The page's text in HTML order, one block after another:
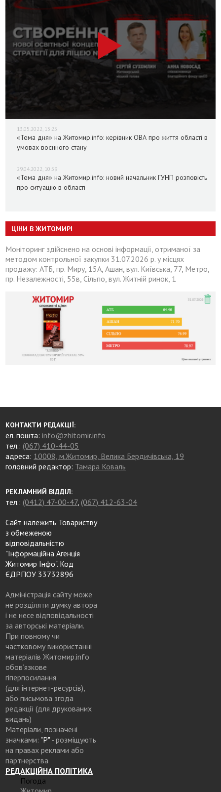
13.05.2022, 13:25
«Тема дня» на Житомир.info: керівник ОВА про життя області в
умовах воєнного стану
29.04.2022, 10:59
«Тема дня» на Житомир.info: новий начальник ГУНП розповість
про ситуацію в області
ЦІНИ В ЖИТОМИРІ
Моніторинг здійснено на основі інформації, отриманої за
методом контрольної закупки 31.07.2026 р. у місцях
продажу: АТБ, пр. Миру, 15А, Ашан, вул. Київська, 77, Метро,
пр. Незалежності, 55в, Сільпо, вул. Житній ринок, 1
КОНТАКТИ РЕДАКЦІЇ:
ел. пошта:info@zhitomir.info
тел.: (067) 410-44-05
адреса: 10008, м.Житомир, Велика Бердичівська, 19
головний редактор: Тамара Коваль
РЕКЛАМНИЙ ВІДДІЛ:
тел.: (0412) 47-00-47, (067) 412-63-04
Сайт належить Товариству
з обмеженою
відповідальністю
"Інформаційна Агенція
Житомир Інфо". Код
ЄДРПОУ 33732896
Адміністрація сайту може
не розділяти думку автора
і не несе відповідальності
за авторські матеріали.
При повному чи
частковому використанні
матеріалів Житомир.info
обов’язкове
гіперпосилання
(для інтернет-ресурсів),
або письмова згода
редакції (для друкованих
видань)
Матеріали, позначені
значками: "Р"- розміщують
на правах реклами або
партнерства
РЕДАКЦІЙНА ПОЛІТИКА
Погода